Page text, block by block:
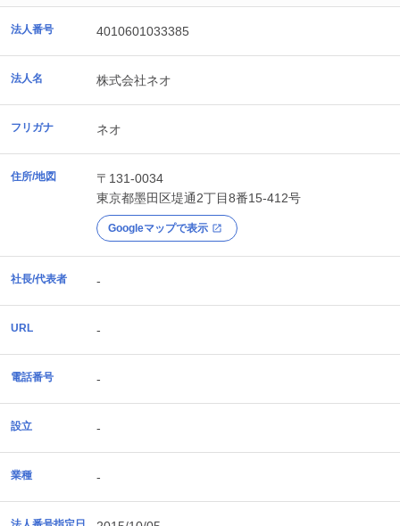
法人番号 4010601033385
法人名 株式会社ネオ
フリガナ ネオ
住所/地図
〒131-0034
東京都墨田区堤通2丁目8番15-412号
Googleマップで表示
社長/代表者 -
URL -
電話番号 -
設立 -
業種 -